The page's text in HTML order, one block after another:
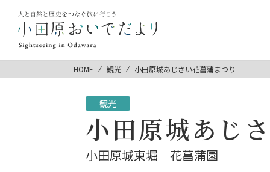
HOME 観光 小田原城あじさい花菖蒲まつり
観光
小田原城あじ
小田原城東堀 花菖蒲園